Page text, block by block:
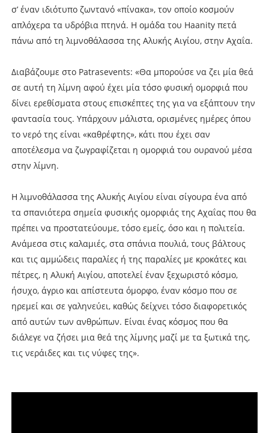
σ’ έναν ιδιότυπο ζωντανό «πίνακα», τον οποίο κοσμούν
απλόχερα τα υδρόβια πτηνά. Η ομάδα του Haanity πετά
πάνω από τη λιμνοθάλασσα της Αλυκής Αιγίου, στην Αχαΐα.
Διαβάζουμε στο Patrasevents: «Θα μπορούσε να ζει μία θεά
σε αυτή τη λίμνη αφού έχει μία τόσο φυσική ομορφιά που
δίνει ερεθίσματα στους επισκέπτες της για να εξάπτουν την
φαντασία τους. Υπάρχουν μάλιστα, ορισμένες ημέρες όπου
το νερό της είναι «καθρέφτης», κάτι που έχει σαν
αποτέλεσμα να ζωγραφίζεται η ομορφιά του ουρανού μέσα
στην λίμνη.
Η λιμνοθάλασσα της Αλυκής Αιγίου είναι σίγουρα ένα από
τα σπανιότερα σημεία φυσικής ομορφιάς της Αχαΐας που θα
πρέπει να προστατεύουμε, τόσο εμείς, όσο και η πολιτεία.
Ανάμεσα στις καλαμιές, στα σπάνια πουλιά, τους βάλτους
και τις αμμώδεις παραλίες ή της παραλίες με κροκάτες και
πέτρες, η Αλυκή Αιγίου, αποτελεί έναν ξεχωριστό κόσμο,
ήσυχο, άγριο και απίστευτα όμορφο, έναν κόσμο που σε
ηρεμεί και σε γαληνεύει, καθώς δείχνει τόσο διαφορετικός
από αυτών των ανθρώπων. Είναι ένας κόσμος που θα
διάλεγε να ζήσει μια θεά της λίμνης μαζί με τα ξωτικά της,
τις νεράιδες και τις νύφες της».